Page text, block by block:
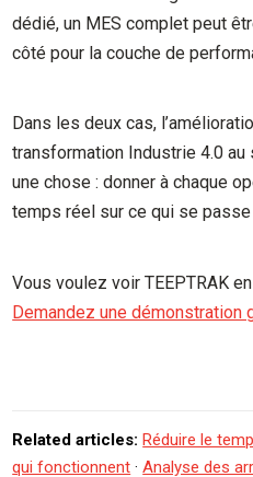
dédié, un MES complet peut
côté pour la couche de
Dans les deux cas,
transformation Industrie 4.0
une chose : donner à chaque
temps réel sur ce qui se
Vous voulez voir TEEPTRAK
Demandez une démonstration
Related articles: Réduire le
qui fonctionnent ·Analyse des